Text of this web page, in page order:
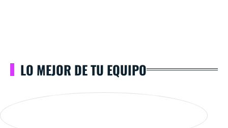
LO MEJOR DE TU EQUIPO